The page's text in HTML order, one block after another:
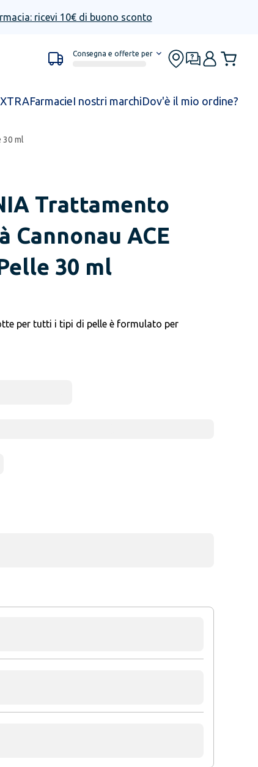
ricevi 10€ di buono sconto
Consegna e offerte per
FarmacieI nostri marchiDov'è il mio ordine?
30 ml
Trattamento
ACE
30 ml
per tutti i tipi di pelle è formulato per